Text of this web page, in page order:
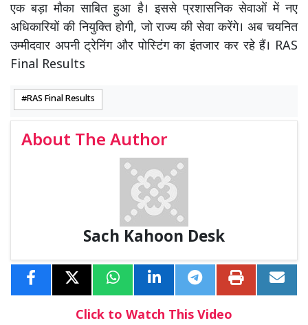
एक बड़ा मौका साबित हुआ है। इससे प्रशासनिक सेवाओं में नए
अधिकारियों की नियुक्ति होगी, जो राज्य की सेवा करेंगे। अब चयनित
उम्मीदवार अपनी ट्रेनिंग और पोस्टिंग का इंतजार कर रहे हैं। RAS
Final Results
RAS Final Results
About The Author
Sach Kahoon Desk
Click to Watch This Video